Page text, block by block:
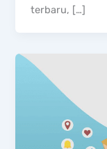
terbaru, […]